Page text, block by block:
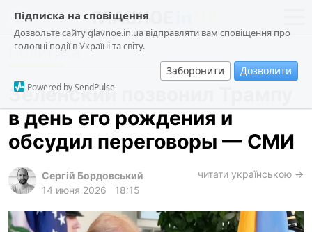
Підписка на сповіщення
Дозвольте сайту glavnoe.in.ua відправляти вам сповіщення про
головні події в Україні та світу.
Заборонити Дозволити
Powered by SendPulse
новости
о проекте
общество
происшествия
криминал
лонгриды
Политика
Зеленский позвонил Трампу
в день его рождения и
обсудил переговоры — СМИ
Сергій Бордовський
14 июня 2026
18:15
читати українською →